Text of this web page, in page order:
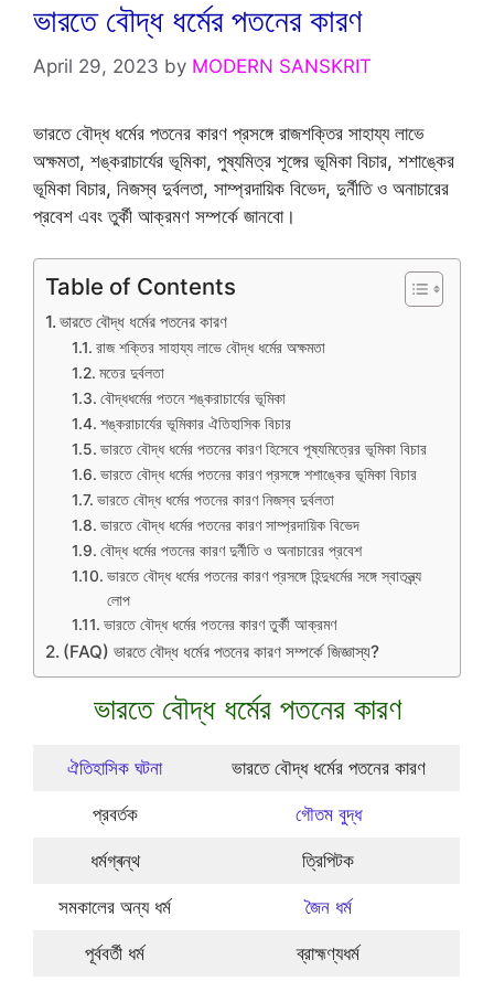
ভারতে বৌদ্ধ ধর্মের পতনের কারণ
April 29, 2023 by MODERN SANSKRIT
ভারতে বৌদ্ধ ধর্মের পতনের কারণ প্রসঙ্গে রাজশক্তির সাহায্য লাভে
অক্ষমতা, শঙ্করাচার্যের ভূমিকা, পুষ্যমিত্র শূঙ্গের ভূমিকা বিচার, শশাঙ্কের
ভূমিকা বিচার, নিজস্ব দুর্বলতা, সাম্প্রদায়িক বিভেদ, দুর্নীতি ও অনাচারের
প্রবেশ এবং তুর্কী আক্রমণ সম্পর্কে জানবো।
Table of Contents
ভারতে বৌদ্ধ ধর্মের পতনের কারণ
রাজ শক্তির সাহায্য লাভে বৌদ্ধ ধর্মের অক্ষমতা
মতের দুর্বলতা
বৌদ্ধধর্মের পতনে শঙ্করাচার্যের ভূমিকা
শঙ্করাচার্যের ভূমিকার ঐতিহাসিক বিচার
ভারতে বৌদ্ধ ধর্মের পতনের কারণ হিসেবে পূষ্যমিত্রের ভূমিকা বিচার
ভারতে বৌদ্ধ ধর্মের পতনের কারণ প্রসঙ্গে শশাঙ্কের ভূমিকা বিচার
ভারতে বৌদ্ধ ধর্মের পতনের কারণ নিজস্ব দুর্বলতা
ভারতে বৌদ্ধ ধর্মের পতনের কারণ সাম্প্রদায়িক বিভেদ
বৌদ্ধ ধর্মের পতনের কারণ দুর্নীতি ও অনাচারের প্রবেশ
ভারতে বৌদ্ধ ধর্মের পতনের কারণ প্রসঙ্গে হিন্দুধর্মের সঙ্গে স্বাতন্ত্র্য
লোপ
ভারতে বৌদ্ধ ধর্মের পতনের কারণ তুর্কী আক্রমণ
(FAQ) ভারতে বৌদ্ধ ধর্মের পতনের কারণ সম্পর্কে জিজ্ঞাস্য?
ভারতে বৌদ্ধ ধর্মের পতনের কারণ
ঐতিহাসিক ঘটনা ভারতে বৌদ্ধ ধর্মের পতনের কারণ
প্রবর্তক গৌতম বুদ্ধ
ধর্মগ্ৰন্থ ত্রিপিটক
সমকালের অন্য ধর্ম জৈন ধর্ম
পূর্ববর্তী ধর্ম ব্রাহ্মণ্যধর্ম